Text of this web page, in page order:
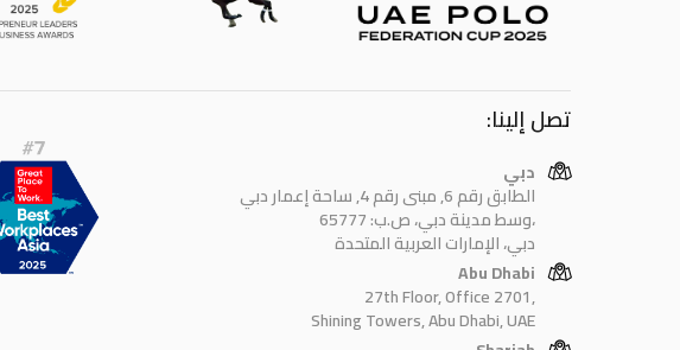
تصل إلينا:
دبي
الطابق رقم 6, مبنى رقم 4, ساحة إعمار دبي
وسط مدينة دبي، ص.ب: 65777،
دبي، الإمارات العربية المتحدة
Abu Dhabi
27th Floor, Office 2701,
Shining Towers, Abu Dhabi, UAE